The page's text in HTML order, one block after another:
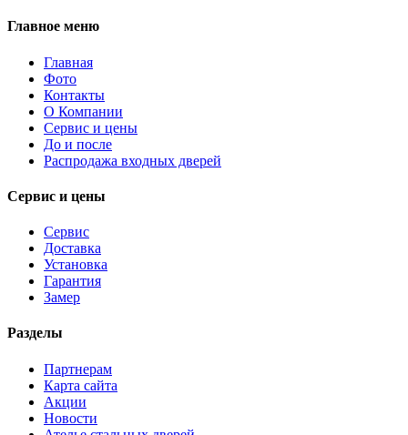
Главное меню
Главная
Фото
Контакты
О Компании
Сервис и цены
До и после
Распродажа входных дверей
Сервис и цены
Сервис
Доставка
Установка
Гарантия
Замер
Разделы
Партнерам
Карта сайта
Акции
Новости